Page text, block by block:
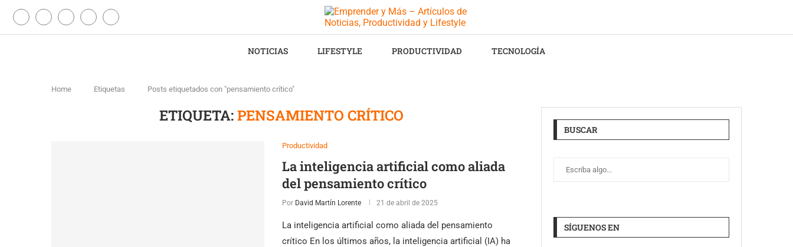
NOTICIAS LIFESTYLE PRODUCTIVIDAD TECNOLOGÍA
Home Etiquetas Posts etiquetados con "pensamiento crítico"
ETIQUETA:PENSAMIENTO CRÍTICO
Productividad
La inteligencia artificial como aliada
del pensamiento crítico
Por David Martín Lorente 21 de abril de 2025
La inteligencia artificial como aliada del pensamiento
crítico En los últimos años, la inteligencia artificial (IA) ha
BUSCAR
SÍGUENOS EN